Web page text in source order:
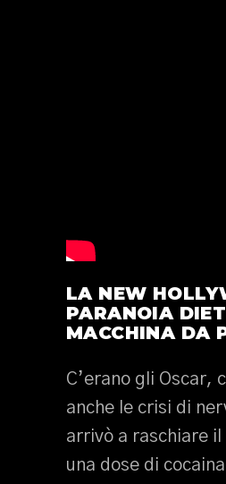
LA NEW
PARANOIA
MACCHINA DA
C’erano gli Oscar,
anche le crisi di
arrivò a raschiare il
una dose di